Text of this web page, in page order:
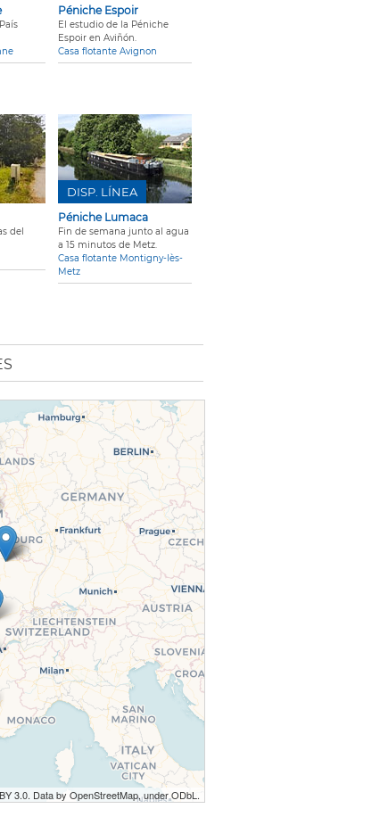
Péniche Espoir
El estudio de la Péniche
Espoir en Aviñón.
Casa flotante Avignon
del
Péniche Lumaca
Fin de semana junto al agua
a 15 minutos de Metz.
Casa flotante Montigny-lès-
Metz
DISP. LÍNEA
3.0. Data by OpenStreetMap, under ODbL.